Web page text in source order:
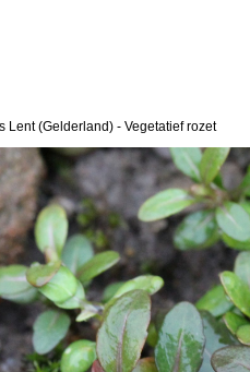
Lent (Gelderland) - Vegetatief rozet